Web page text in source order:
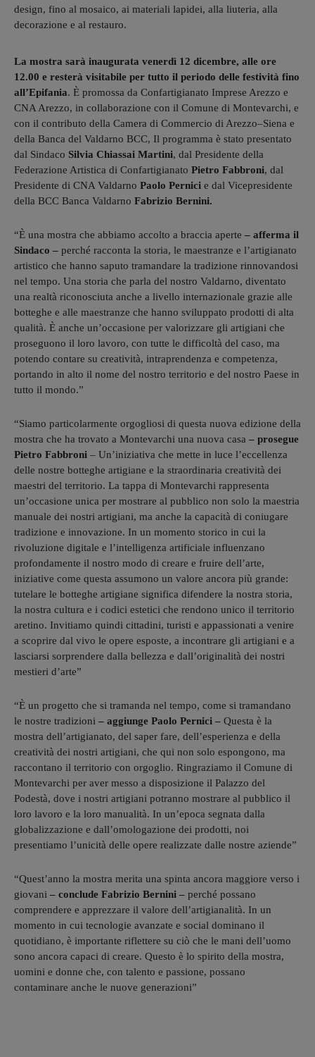
design, fino al mosaico, ai materiali lapidei, alla liuteria, alla
decorazione e al restauro.
La mostra sarà inaugurata venerdì 12 dicembre, alle ore
12.00 e resterà visitabile per tutto il periodo delle festività fino
all’Epifania. È promossa da Confartigianato Imprese Arezzo e
CNA Arezzo, in collaborazione con il Comune di Montevarchi, e
con il contributo della Camera di Commercio di Arezzo–Siena e
della Banca del Valdarno BCC, Il programma è stato presentato
dal Sindaco Silvia Chiassai Martini, dal Presidente della
Federazione Artistica di Confartigianato Pietro Fabbroni, dal
Presidente di CNA Valdarno Paolo Pernici e dal Vicepresidente
della BCC Banca Valdarno Fabrizio Bernini.
“È una mostra che abbiamo accolto a braccia aperte – afferma il
Sindaco – perché racconta la storia, le maestranze e l’artigianato
artistico che hanno saputo tramandare la tradizione rinnovandosi
nel tempo. Una storia che parla del nostro Valdarno, diventato
una realtà riconosciuta anche a livello internazionale grazie alle
botteghe e alle maestranze che hanno sviluppato prodotti di alta
qualità. È anche un’occasione per valorizzare gli artigiani che
proseguono il loro lavoro, con tutte le difficoltà del caso, ma
potendo contare su creatività, intraprendenza e competenza,
portando in alto il nome del nostro territorio e del nostro Paese in
tutto il mondo.”
“Siamo particolarmente orgogliosi di questa nuova edizione della
mostra che ha trovato a Montevarchi una nuova casa – prosegue
Pietro Fabbroni – Un’iniziativa che mette in luce l’eccellenza
delle nostre botteghe artigiane e la straordinaria creatività dei
maestri del territorio. La tappa di Montevarchi rappresenta
un’occasione unica per mostrare al pubblico non solo la maestria
manuale dei nostri artigiani, ma anche la capacità di coniugare
tradizione e innovazione. In un momento storico in cui la
rivoluzione digitale e l’intelligenza artificiale influenzano
profondamente il nostro modo di creare e fruire dell’arte,
iniziative come questa assumono un valore ancora più grande:
tutelare le botteghe artigiane significa difendere la nostra storia,
la nostra cultura e i codici estetici che rendono unico il territorio
aretino. Invitiamo quindi cittadini, turisti e appassionati a venire
a scoprire dal vivo le opere esposte, a incontrare gli artigiani e a
lasciarsi sorprendere dalla bellezza e dall’originalità dei nostri
mestieri d’arte”
“È un progetto che si tramanda nel tempo, come si tramandano
le nostre tradizioni – aggiunge Paolo Pernici – Questa è la
mostra dell’artigianato, del saper fare, dell’esperienza e della
creatività dei nostri artigiani, che qui non solo espongono, ma
raccontano il territorio con orgoglio. Ringraziamo il Comune di
Montevarchi per aver messo a disposizione il Palazzo del
Podestà, dove i nostri artigiani potranno mostrare al pubblico il
loro lavoro e la loro manualità. In un’epoca segnata dalla
globalizzazione e dall’omologazione dei prodotti, noi
presentiamo l’unicità delle opere realizzate dalle nostre aziende”
“Quest’anno la mostra merita una spinta ancora maggiore verso i
giovani – conclude Fabrizio Bernini – perché possano
comprendere e apprezzare il valore dell’artigianalità. In un
momento in cui tecnologie avanzate e social dominano il
quotidiano, è importante riflettere su ciò che le mani dell’uomo
sono ancora capaci di creare. Questo è lo spirito della mostra,
uomini e donne che, con talento e passione, possano
contaminare anche le nuove generazioni”